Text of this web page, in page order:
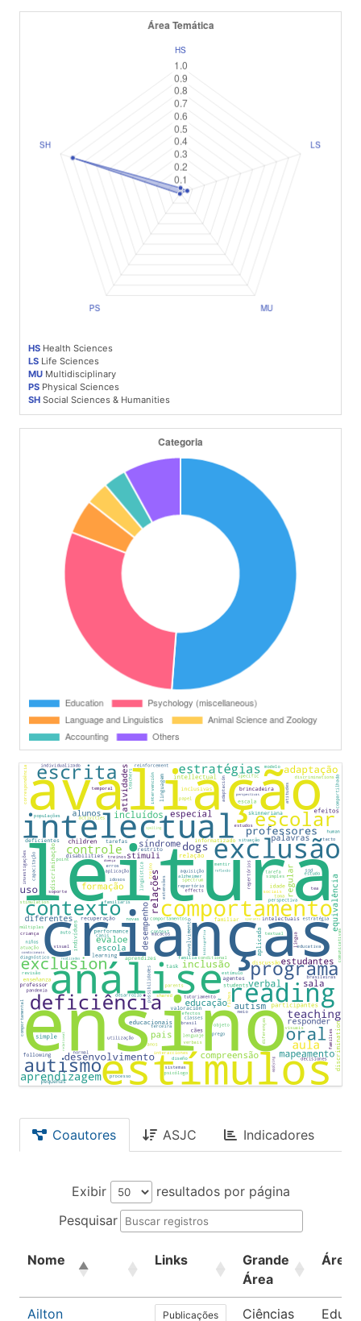
HS Health Sciences
LS Life Sciences
MU Multidisciplinary
PS Physical Sciences
SH Social Sciences & Humanities
Coautores ASJC Indicadores
Exibir
resultados por página
Pesquisar
Nome Links
Grande
Área
Área
Ailton Publicações Ciências